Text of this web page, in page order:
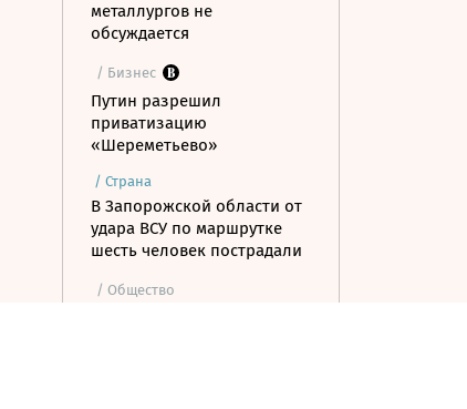
металлургов не
обсуждается
/ Бизнес
Путин разрешил
приватизацию
«Шереметьево»
/ Страна
В Запорожской области от
удара ВСУ по маршрутке
шесть человек пострадали
/ Общество